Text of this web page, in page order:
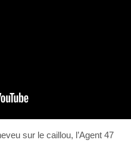
sur le caillou, l’Agent 47